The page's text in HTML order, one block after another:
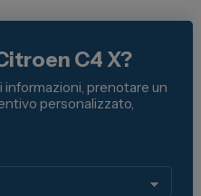
C4 X?
informazioni, prenotare un
personalizzato,